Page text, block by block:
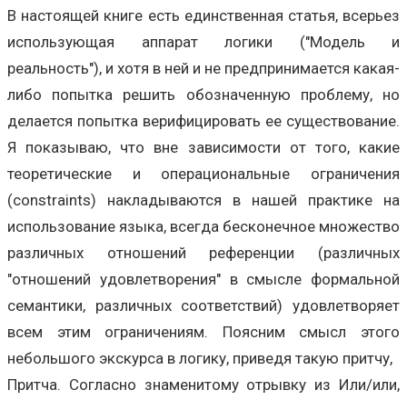
В настоящей книге есть единственная статья, всерьез
использующая аппарат логики ("Модель и
реальность"), и хотя в ней и не предпринимается какая-
либо попытка решить обозначенную проблему, но
делается попытка верифицировать ее существование.
Я показываю, что вне зависимости от того, какие
теоретические и операциональные ограничения
(constraints) накладываются в нашей практике на
использование языка, всегда бесконечное множество
различных отношений референции (различных
"отношений удовлетворения" в смысле формальной
семантики, различных соответствий) удовлетворяет
всем этим ограничениям. Поясним смысл этого
небольшого экскурса в логику, приведя такую притчу,
Притча. Согласно знаменитому отрывку из Или/или,